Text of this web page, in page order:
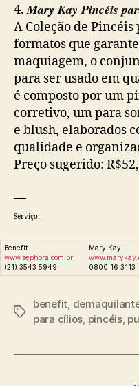
4.Mary Kay Pincéis
A Coleção de
formatos que
maquiagem, o
para ser usado em
é composto por um
corretivo, um para
e blush, elaborados
qualidade e
Preço sugerido:
—
Serviço:
Benefit
www.sephora.com.br
(21) 3543 5949
Mary Kay
0800 16 3113
Tags
benefit,
para cílios, pincéis,